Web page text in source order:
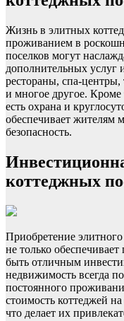
Жизнь в элитных
проживанием в
поселков могут
дополнительных услуг
рестораны, спа-
и многое другое. Кроме
есть охрана и
обеспечивает жителям
безопасность.
коттеджных
Приобретение
не только
быть отличным
недвижимость всегда
постоянного
стоимость коттеджей
что делает их